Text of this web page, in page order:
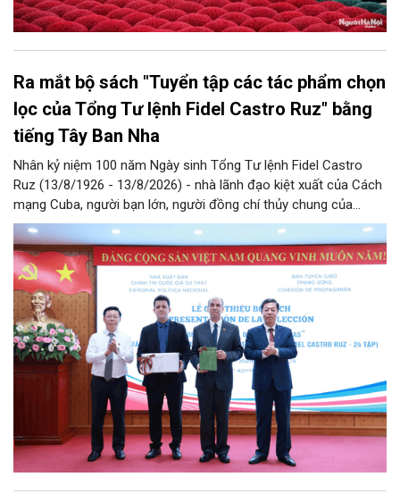
Ra mắt bộ sách "Tuyển tập các tác phẩm chọn
lọc của Tổng Tư lệnh Fidel Castro Ruz" bằng
tiếng Tây Ban Nha
Nhân kỷ niệm 100 năm Ngày sinh Tổng Tư lệnh Fidel Castro
Ruz (13/8/1926 - 13/8/2026) - nhà lãnh đạo kiệt xuất của Cách
mạng Cuba, người bạn lớn, người đồng chí thủy chung của
Đảng, Nhà nước và nhân dân Việt Nam, chiều 5/8, tại Hà Nội,
Nhà xuất bản Chính trị quốc gia Sự thật phối hợp với Ban Tuyên
giáo Trung ương tổ chức Lễ giới thiệu bộ sách “Tuyển tập các
tác phẩm chọn lọc của Tổng Tư lệnh Fidel Castro Ruz” gồm 24
tập bằng tiếng Tây Ban Nha.